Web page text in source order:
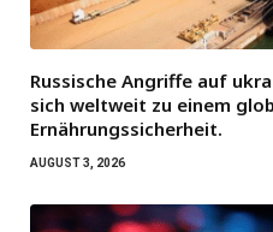
Russische Angriffe auf
sich weltweit zu einem
Ernährungssicherheit.
AUGUST 3, 2026